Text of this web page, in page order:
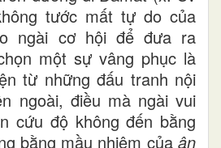
tước mất tự do của
ngài cơ hội để đưa ra
một sự vâng phục là
từ những đấu tranh nội
ngoài, điều mà ngài vui
cứu độ không đến bằng
bằng mầu nhiệm của ân